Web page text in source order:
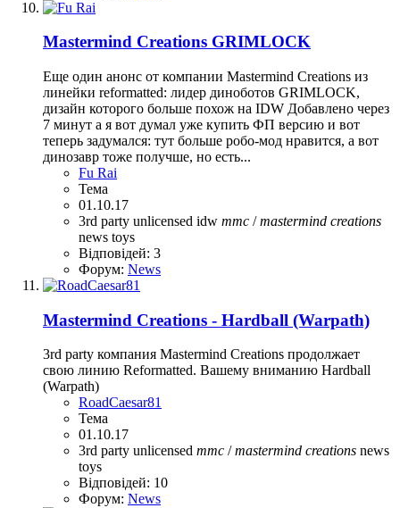
Mastermind Creations GRIMLOCK
Еще один анонс от компании Mastermind Creations из
линейки reformatted: лидер диноботов GRIMLOCK,
дизайн которого больше похож на IDW Добавлено через
7 минут а я вот думал уже купить ФП версию и вот
теперь задумался: тут больше робо-мод нравится, а вот
динозавр тоже получше, но есть...
Fu Rai
Тема
01.10.17
3rd party unlicensed idw mmc /mastermind creations
news toys
Відповідей: 3
Форум: News
Mastermind Creations - Hardball (Warpath)
3rd party компания Mastermind Creations продолжает
свою линию Reformatted. Вашему вниманию Hardball
(Warpath)
RoadCaesar81
Тема
01.10.17
3rd party unlicensed mmc /mastermind creations news
toys
Відповідей: 10
Форум: News